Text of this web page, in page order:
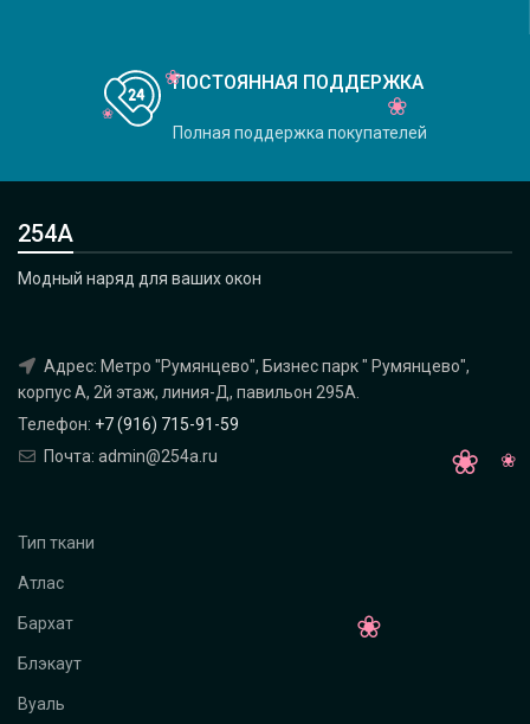
ПОСТОЯННАЯ ПОДДЕРЖКА
Полная поддержка покупателей
254А
Модный наряд для ваших окон
Адрес: Метро "Румянцево", Бизнес парк " Румянцево",
корпус А, 2й этаж, линия-Д, павильон 295A.
Телефон: +7 (916) 715-91-59
Почта: admin@254a.ru
Тип ткани
Атлас
Бархат
Блэкаут
Вуаль